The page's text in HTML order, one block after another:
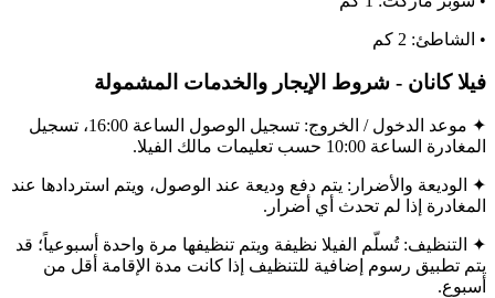
• الشاطئ: 2 كم
فيلا كانان - شروط الإيجار والخدمات المشمولة
✦ موعد الدخول / الخروج: تسجيل الوصول الساعة 16:00، تسجيل
المغادرة الساعة 10:00 حسب تعليمات مالك الفيلا.
✦ الوديعة والأضرار: يتم دفع وديعة عند الوصول، ويتم استردادها عند
المغادرة إذا لم تحدث أي أضرار.
✦ التنظيف: تُسلّم الفيلا نظيفة ويتم تنظيفها مرة واحدة أسبوعياً؛ قد
يتم تطبيق رسوم إضافية للتنظيف إذا كانت مدة الإقامة أقل من
أسبوع.